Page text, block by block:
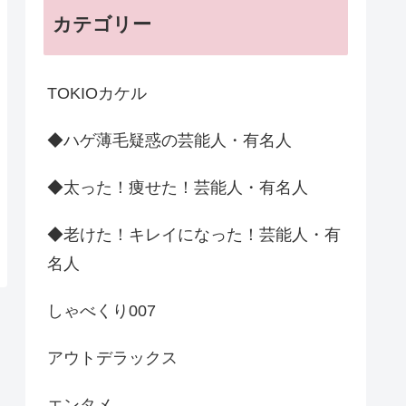
カテゴリー
TOKIOカケル
◆ハゲ薄毛疑惑の芸能人・有名人
◆太った！痩せた！芸能人・有名人
◆老けた！キレイになった！芸能人・有
名人
しゃべくり007
アウトデラックス